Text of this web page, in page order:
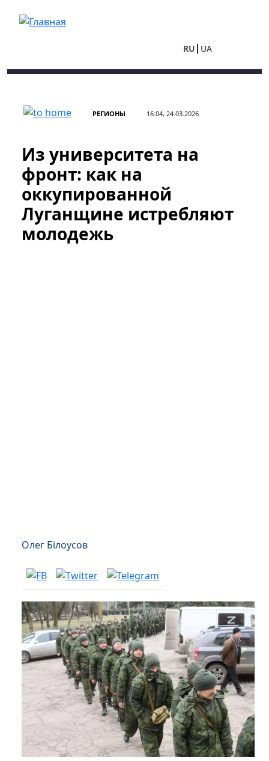
RU UA
РЕГИОНЫ 16:04, 24.03.2026
Из университета на
фронт: как на
оккупированной
Луганщине истребляют
молодежь
Олег Білоусов